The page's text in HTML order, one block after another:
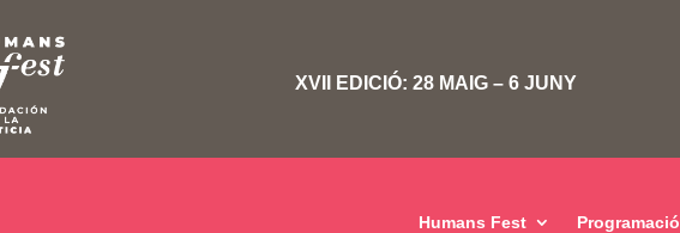
XVII EDICIÓ: 28 MAIG – 6 JUNY
Humans Fest Programació